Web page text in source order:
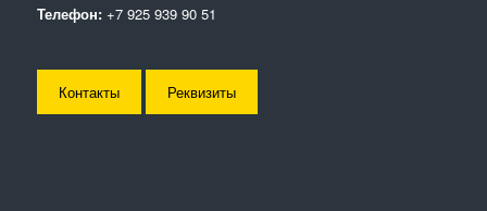
Телефон: +7 925 939 90 51
Контакты Реквизиты